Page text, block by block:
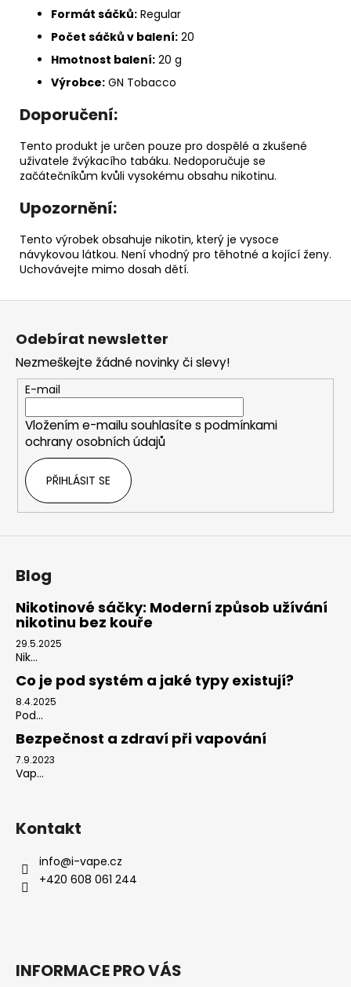
Formát sáčků: Regular
Počet sáčků v balení: 20
Hmotnost balení: 20 g
Výrobce: GN Tobacco
Doporučení:
Tento produkt je určen pouze pro dospělé a zkušené
uživatele žvýkacího tabáku. Nedoporučuje se
začátečníkům kvůli vysokému obsahu nikotinu.
Upozornění:
Tento výrobek obsahuje nikotin, který je vysoce
návykovou látkou. Není vhodný pro těhotné a kojící ženy.
Uchovávejte mimo dosah dětí.
Z
Odebírat newsletter
Nezmeškejte žádné novinky či slevy!
E-mail
Vložením e-mailu souhlasíte s podmínkami
ochrany osobních údajů
PŘIHLÁSIT SE
Blog
Nikotinové sáčky: Moderní způsob užívání
nikotinu bez kouře
29.5.2025
Nik...
Co je pod systém a jaké typy existují?
8.4.2025
Pod...
Bezpečnost a zdraví při vapování
7.9.2023
Vap...
Kontakt
info@i-vape.cz
+420 608 061 244
INFORMACE PRO VÁS